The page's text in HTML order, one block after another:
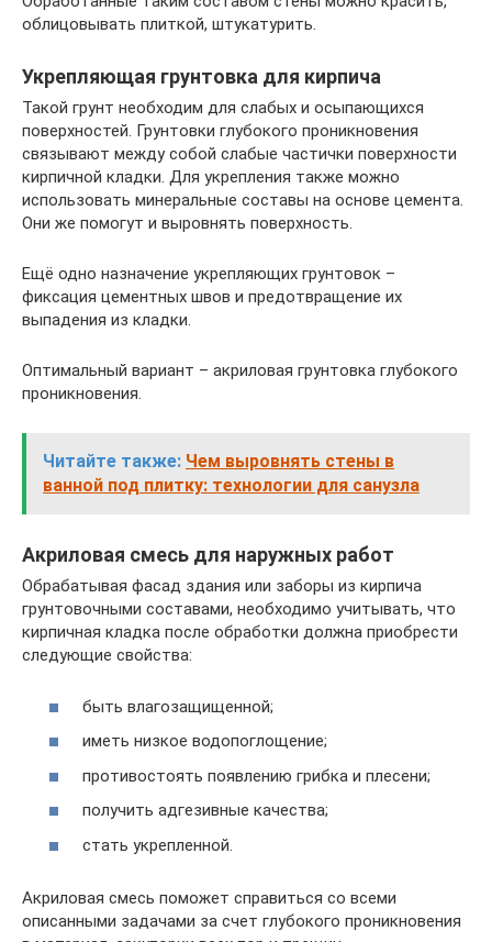
облицовывать плиткой, штукатурить.
Укрепляющая грунтовка для кирпича
Такой грунт необходим для слабых и осыпающихся
поверхностей. Грунтовки глубокого проникновения
связывают между собой слабые частички поверхности
кирпичной кладки. Для укрепления также можно
использовать минеральные составы на основе цемента.
Они же помогут и выровнять поверхность.
Ещё одно назначение укрепляющих грунтовок –
фиксация цементных швов и предотвращение их
выпадения из кладки.
Оптимальный вариант – акриловая грунтовка глубокого
проникновения.
Читайте также: Чем выровнять стены в
ванной под плитку: технологии для санузла
Акриловая смесь для наружных работ
Обрабатывая фасад здания или заборы из кирпича
грунтовочными составами, необходимо учитывать, что
кирпичная кладка после обработки должна приобрести
следующие свойства:
быть влагозащищенной;
иметь низкое водопоглощение;
противостоять появлению грибка и плесени;
получить адгезивные качества;
стать укрепленной.
Акриловая смесь поможет справиться со всеми
описанными задачами за счет глубокого проникновения